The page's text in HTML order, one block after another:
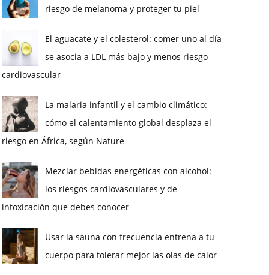
riesgo de melanoma y proteger tu piel
El aguacate y el colesterol: comer uno al día
se asocia a LDL más bajo y menos riesgo
cardiovascular
La malaria infantil y el cambio climático:
cómo el calentamiento global desplaza el
riesgo en África, según Nature
Mezclar bebidas energéticas con alcohol:
los riesgos cardiovasculares y de
intoxicación que debes conocer
Usar la sauna con frecuencia entrena a tu
cuerpo para tolerar mejor las olas de calor